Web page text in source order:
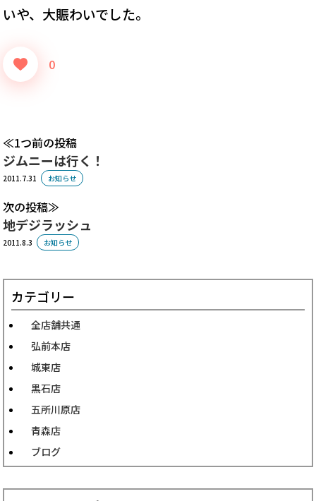
いや、大賑わいでした。
0
1つ前の投稿
ジムニーは行く！
2011.7.31 お知らせ
次の投稿
地デジラッシュ
2011.8.3 お知らせ
カテゴリー
全店舗共通
弘前本店
城東店
黒石店
五所川原店
青森店
ブログ